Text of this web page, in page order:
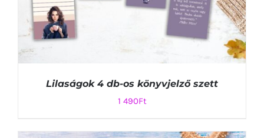
Lilaságok 4 db-os könyvjelző szett
1 490Ft